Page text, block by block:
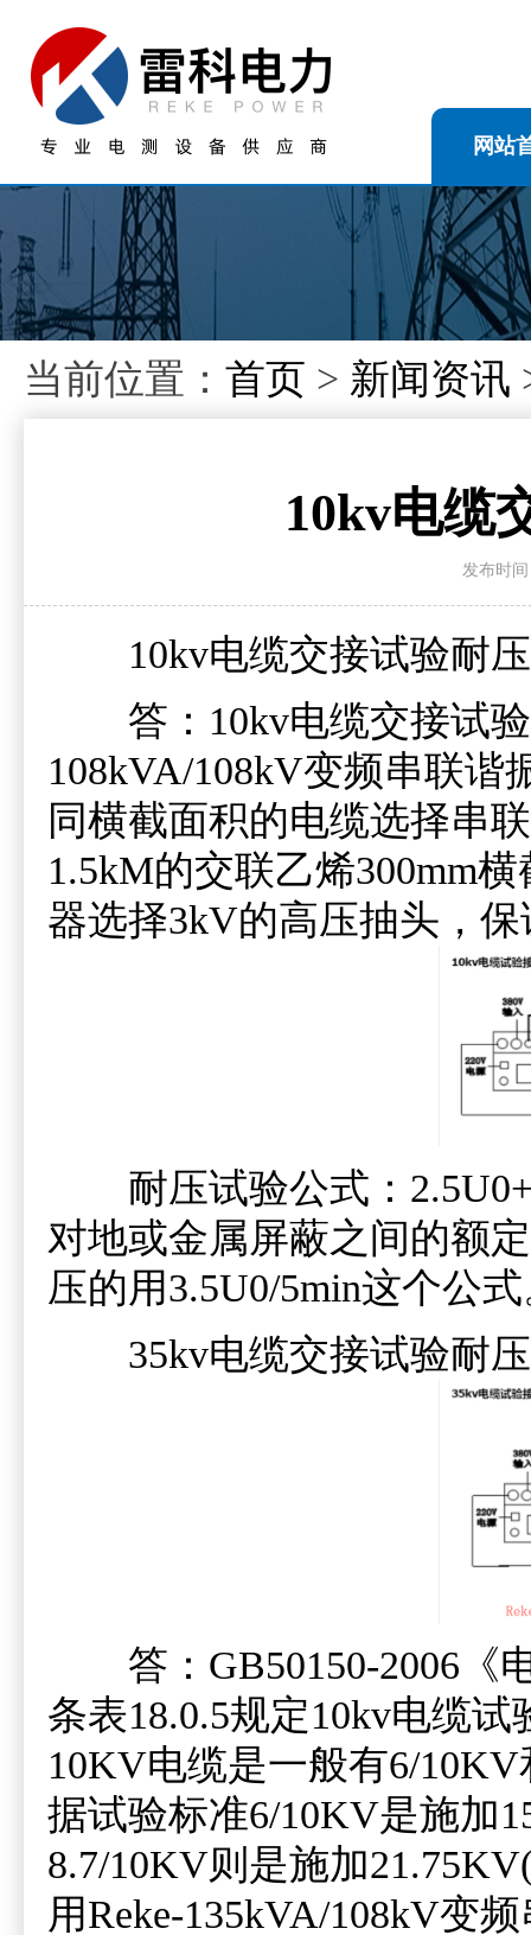
网站
当前位置： 首页 > 新闻资讯
10kv电缆
发布时间
10kv电缆交接试验耐压
答：10kv电缆交接试验
108kVA/108kV变频串联
同横截面积的电缆选择串
1.5kM的交联乙烯300mm
器选择3kV的高压抽头，
耐压试验公式：
对地或金属屏蔽之间的额
压的用3.5U0/5min这个公
35kv电缆交接试验耐压
答：GB50150-2006《
条表18.0.5规定10kv电缆
10KV电缆是一般有6/
据试验标准6/10KV是施加
8.7/10KV则是施加
用Reke-135kVA/108kV变